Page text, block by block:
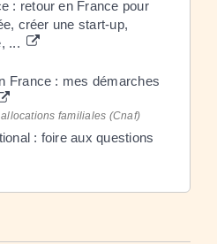
: retour en France pour
créer une start-up,
...
France : mes démarches
familiales (Cnaf)
: foire aux questions